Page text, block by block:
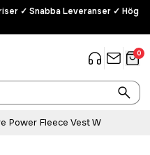
✓ Snabba Leveranser ✓ Hög
0
Power Fleece Vest W